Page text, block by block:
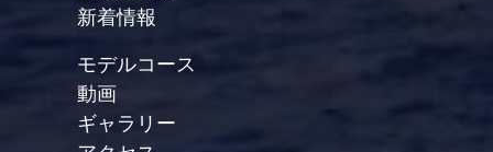
新着情報
モデルコース
動画
ギャラリー